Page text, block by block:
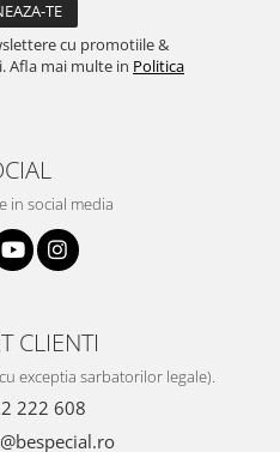
cu promotiile &
Afla mai multe in Politica
in social media
CLIENTI
exceptia sarbatorilor legale).
222 608